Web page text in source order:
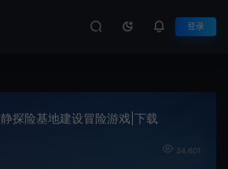
登录
探险基地建设冒险游戏|下载
34,601